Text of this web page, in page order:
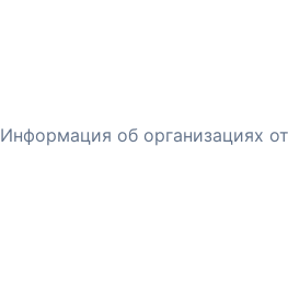
Информация об организациях